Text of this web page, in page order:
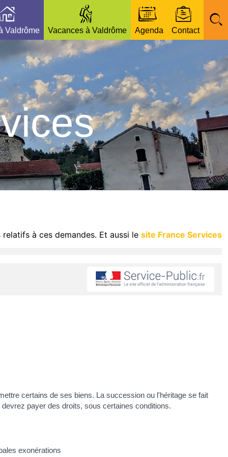
Valdrôme Vacances à Valdrôme Agenda Contact
à ces demandes. Et aussi le site France Services
certains de ses biens. La succession ou l'héritage se fait
payer des droits, sous certaines conditions.
exonérations